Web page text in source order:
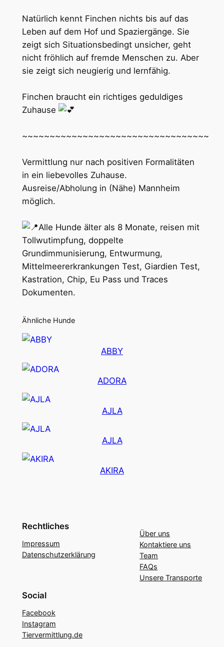
Natürlich kennt Finchen nichts bis auf das
Leben auf dem Hof und Spaziergänge. Sie
zeigt sich Situationsbedingt unsicher, geht
nicht fröhlich auf fremde Menschen zu. Aber
sie zeigt sich neugierig und lernfähig.
Finchen braucht ein richtiges geduldiges
Zuhause
~~~~~~~~~~~~~~~~~~~~~~~~~~~~~~~~~~
Vermittlung nur nach positiven Formalitäten
in ein liebevolles Zuhause.
Ausreise/Abholung in (Nähe) Mannheim
möglich.
Alle Hunde älter als 8 Monate, reisen mit
Tollwutimpfung, doppelte
Grundimmunisierung, Entwurmung,
Mittelmeererkrankungen Test, Giardien Test,
Kastration, Chip, Eu Pass und Traces
Dokumenten.
Ähnliche Hunde
ABBY
ADORA
AJLA
AJLA
AKIRA
Rechtliches
Impressum
Datenschutzerklärung
Über uns
Kontaktiere uns
Team
FAQs
Unsere Transporte
Social
Facebook
Instagram
Tiervermittlung.de